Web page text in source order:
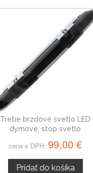
Tretie brzdové svetlo LED
dymové, stop svetlo
cena s DPH: 99,00 €
Pridať do košíka